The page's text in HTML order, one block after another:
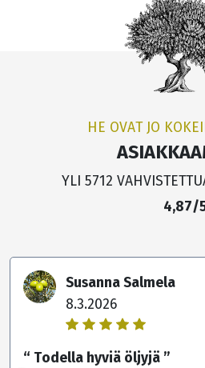
HE OVAT JO
YLI 5712
4,87/
Susanna Salmela
8.3.2026
“ Todella hyviä öljyjä ”